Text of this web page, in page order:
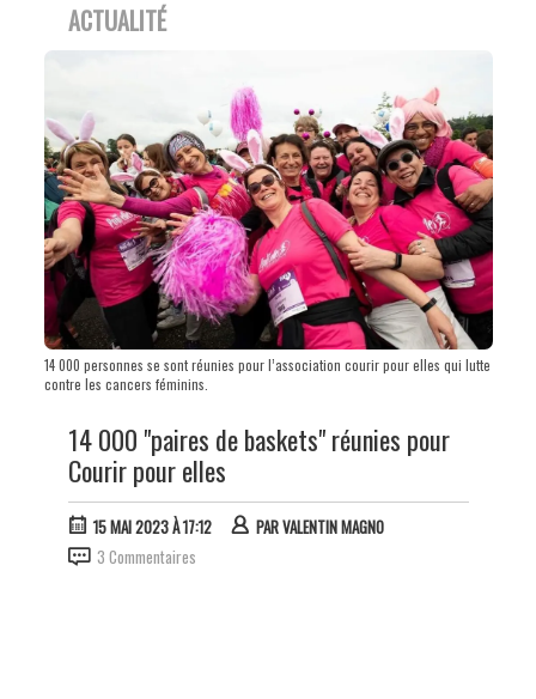
ACTUALITÉ
14 000 personnes se sont réunies pour l’association courir pour elles qui lutte
contre les cancers féminins.
14 000 "paires de baskets" réunies pour
Courir pour elles
15 MAI 2023 À 17:12 PARVALENTIN MAGNO
3 Commentaires